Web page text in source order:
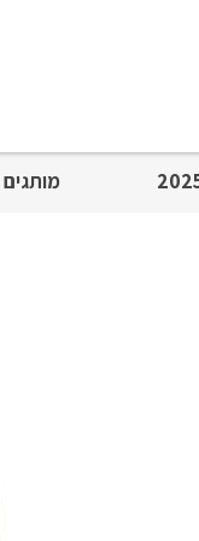
מותגים